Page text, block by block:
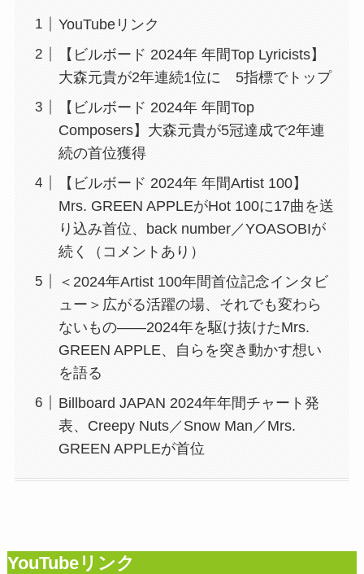
YouTubeリンク
【ビルボード 2024年 年間Top Lyricists】
大森元貴が2年連続1位に 5指標でトップ
【ビルボード 2024年 年間Top
Composers】大森元貴が5冠達成で2年連
続の首位獲得
【ビルボード 2024年 年間Artist 100】
Mrs. GREEN APPLEがHot 100に17曲を送
り込み首位、back number／YOASOBIが
続く（コメントあり）
＜2024年Artist 100年間首位記念インタビ
ュー＞広がる活躍の場、それでも変わら
ないもの――2024年を駆け抜けたMrs.
GREEN APPLE、自らを突き動かす想い
を語る
Billboard JAPAN 2024年年間チャート発
表、Creepy Nuts／Snow Man／Mrs.
GREEN APPLEが首位
YouTubeリンク